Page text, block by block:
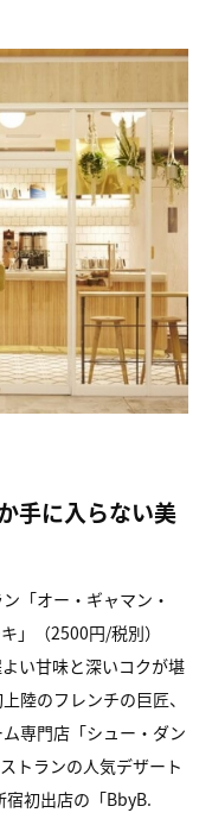
手に入らない美
「オー・ギャマン・
」（2500円/税別）
い甘味と深いコクが堪
陸のフレンチの巨匠、
専門店「シュー・ダン
トランの人気デザート
初出店の「BbyB.